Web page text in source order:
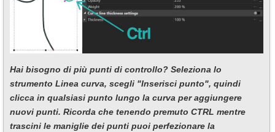
Hai bisogno di più punti di controllo? Seleziona lo
strumento Linea curva, scegli "Inserisci punto", quindi
clicca in qualsiasi punto lungo la curva per aggiungere
nuovi punti. Ricorda che tenendo premuto CTRL mentre
trascini le maniglie dei punti puoi perfezionare la